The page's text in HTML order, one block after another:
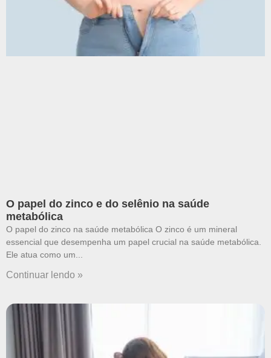
O papel do zinco e do selênio na saúde
metabólica
O papel do zinco na saúde metabólica O zinco é um mineral
essencial que desempenha um papel crucial na saúde metabólica.
Ele atua como um
Continuar lendo »